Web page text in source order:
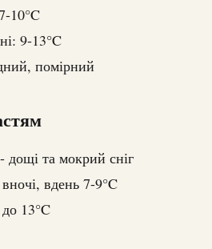
10°C
9-13°C
помірний
дощі та мокрий сніг
вдень 7-9°C
13°C